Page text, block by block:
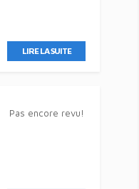
LIRE LA SUITE
Pas encore revu!